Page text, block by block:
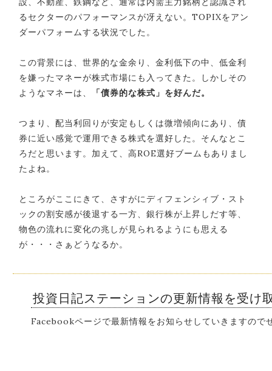
るセクターのパフォーマンスが冴えない。TOPIXをアン
ダーパフォームする状況でした。
この背景には、世界的な金余り、金利低下の中、低金利
を嫌ったマネーが株式市場にも入ってきた。しかしその
ようなマネーは、
「債券的な株式」を好んだ。
つまり、配当利回りが安定もしくは微増傾向にあり、債
券に近い感覚で運用できる株式を選好した。そんなとこ
ろだと思います。加えて、高ROE選好ブームもありまし
たよね。
ところがここにきて、さすがにディフェンシィブ・スト
ックの割安感が後退する一方、銀行株が上昇しだす等、
物色の流れに変化の兆しが見られるようにも思える
が・・・さぁどうなるか。
投資日記ステーションの更新情報を受け
Facebookページで最新情報をお知らせしていきますので